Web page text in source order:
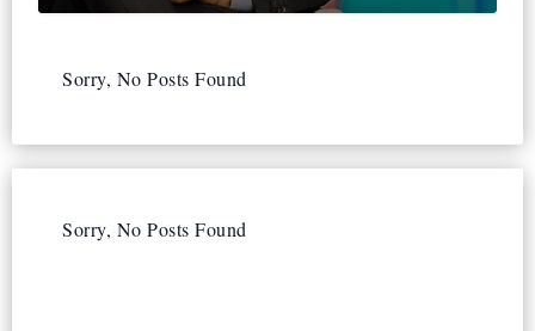
Sorry, No Posts Found
Sorry, No Posts Found